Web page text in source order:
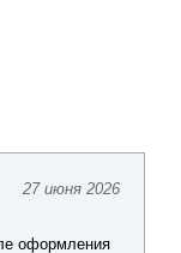
27 июня 2026
оформления